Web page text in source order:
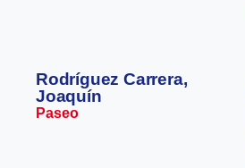
Rodríguez Carrera,
Joaquín
Paseo